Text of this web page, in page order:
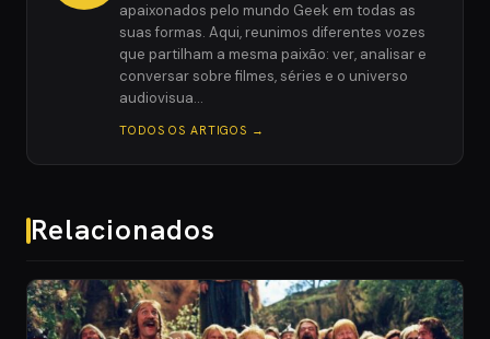
apaixonados pelo mundo Geek em todas as
suas formas. Aqui, reunimos diferentes vozes
que partilham a mesma paixão: ver, analisar e
conversar sobre filmes, séries e o universo
audiovisua…
TODOS OS ARTIGOS →
Relacionados